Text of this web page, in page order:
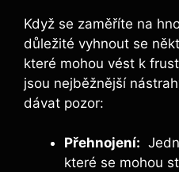
Když se zaměříte na
důležité vyhnout se
které ⁢mohou vést⁣ k
jsou nejběžnější
dávat pozor:
Přehnojení:
které se mohou